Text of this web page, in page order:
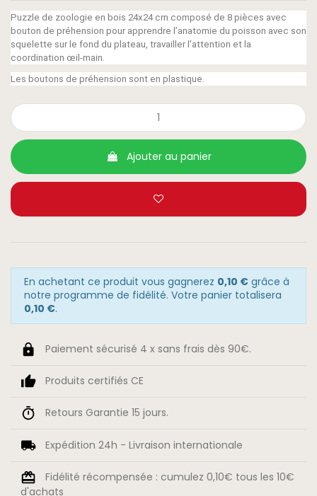
Puzzle de zoologie en bois 24x24 cm composé de 8 pièces avec
bouton de préhension pour apprendre l’anatomie du poisson avec son
squelette sur le fond du plateau, travailler l'attention et la
coordination œil-main.
Les boutons de préhension sont en plastique.
Ajouter au panier
En achetant ce produit vous gagnerez 0,10 €grâce à
notre programme de fidélité. Votre panier totalisera
0,10 €.
Paiement sécurisé 4 x sans frais dès 90€.
Produits certifiés CE
Retours Garantie 15 jours.
Expédition 24h - Livraison internationale
Fidélité récompensée : cumulez 0,10€ tous les 10€
d'achats